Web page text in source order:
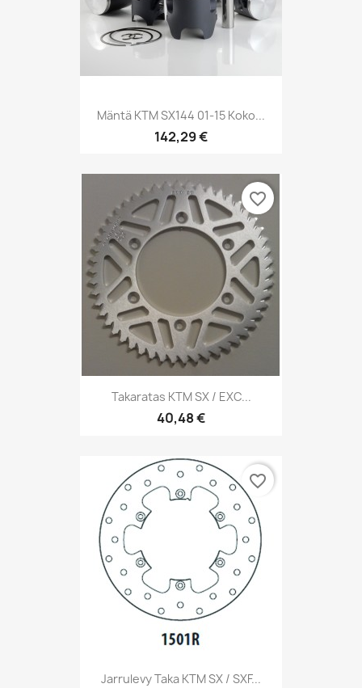
Mäntä KTM SX144 01-15 Koko...
142,29 €
Takaratas KTM SX / EXC...
40,48 €
favorite_border
Jarrulevy Taka KTM SX / SXF...
favorite_border